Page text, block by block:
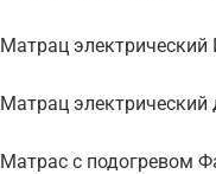
Матрац
Матрац электрический
Матрас с подогревом